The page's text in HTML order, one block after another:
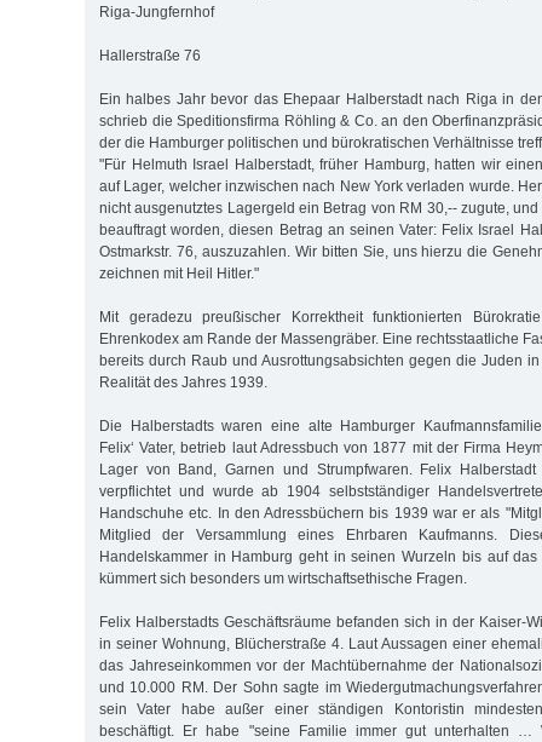
Riga-Jungfernhof
Hallerstraße 76
Ein halbes Jahr bevor das Ehepaar Halberstadt nach Riga in
schrieb die Speditionsfirma Röhling & Co. an den
der die Hamburger politischen und bürokratischen Verhältnisse
"Für Helmuth Israel Halberstadt, früher Hamburg, hatten wir
auf Lager, welcher inzwischen nach New York verladen wurde.
nicht ausgenutztes Lagergeld ein Betrag von RM 30,-- zugute,
beauftragt worden, diesen Betrag an seinen Vater: Felix Israel
Ostmarkstr. 76, auszuzahlen. Wir bitten Sie, uns hierzu die
zeichnen mit Heil Hitler."
Mit geradezu preußischer Korrektheit funktionierten
Ehrenkodex am Rande der Massengräber. Eine rechtsstaatliche
bereits durch Raub und Ausrottungsabsichten gegen die Juden
Realität des Jahres 1939.
Die Halberstadts waren eine alte Hamburger
Felix‘ Vater, betrieb laut Adressbuch von 1877 mit der Firma
Lager von Band, Garnen und Strumpfwaren. Felix
verpflichtet und wurde ab 1904 selbstständiger
Handschuhe etc. In den Adressbüchern bis 1939 war er als
Mitglied der Versammlung eines Ehrbaren Kaufmanns.
Handelskammer in Hamburg geht in seinen Wurzeln bis auf
kümmert sich besonders um wirtschaftsethische Fragen.
Felix Halberstadts Geschäftsräume befanden sich in der Kaiser-
in seiner Wohnung, Blücherstraße 4. Laut Aussagen einer
das Jahreseinkommen vor der Machtübernahme der
und 10.000 RM. Der Sohn sagte im
sein Vater habe außer einer ständigen Kontoristin
beschäftigt. Er habe "seine Familie immer gut unterhalten …